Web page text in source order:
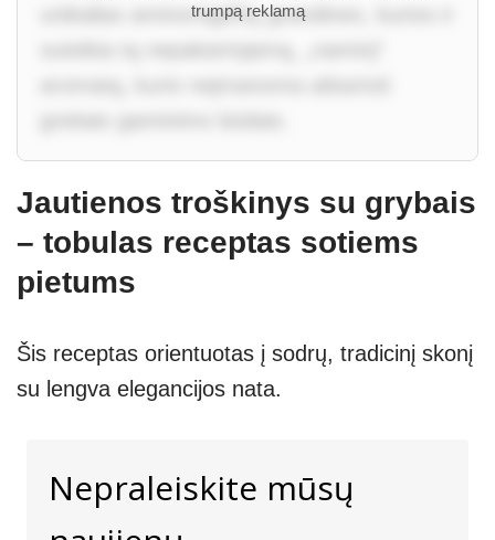
unikalias aminorūgščių grandines, kurios ir
trumpą reklamą
Jautienos troškinys su grybais
– tobulas receptas sotiems
pietums
Šis receptas orientuotas į sodrų, tradicinį skonį
su lengva elegancijos nata.
Nepraleiskite mūsų